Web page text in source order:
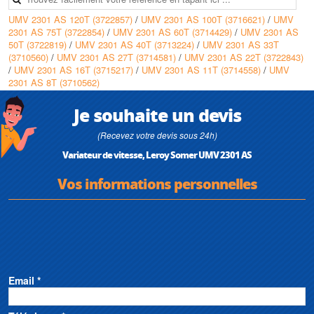
machine entraînée et l'utilisateur
• En offrant des possibilités de paramétrer, commander, informer,
diagnostiquer à tous les niveaux, l'exploitant bénéficie d'une grande
flexibilité et facilité d'utilisation. - 1 afficheur 10 caractères lumineux et 1
clavier 8 touches pour un paramétrage simple, convivial et une vision
claire des paramètres de fonctionnement (vitesse moteur, débit,
pression, nombre d'heures de fonctionnement, courant, énergie
absorbée, dix derniers défauts…)
• 1 logiciel de paramétrage par PC. Développé sous Windows, ce logiciel
permet une simplification du paramétrage en proposant des écrans
intuitifs et conviviaux ainsi qu'une aide intégrée. Le stockage de
plusieurs fichiers facilite l'archivage et offre la possibilité de dupliquer un
même fichier sur plusieurs installations identiques
Caractéristiques techniques
• Puissance max : 90 kW
UMV 2301 AS 120T (3722857) / UMV 2301 AS 100T (3716621) / UMV
2301 AS 75T (3722854) / UMV 2301 AS 60T (3714429) / UMV 2301 AS
50T (3722819) / UMV 2301 AS 40T (3713224) / UMV 2301 AS 33T
(3710560) / UMV 2301 AS 27T (3714581) / UMV 2301 AS 22T (3722843)
/ UMV 2301 AS 16T (3715217) / UMV 2301 AS 11T (3714558) / UMV
2301 AS 8T (3710562)
Je souhaite un devis
(Recevez votre devis sous 24h)
Variateur de vitesse, Leroy Somer UMV 2301 AS
Vos informations personnelles
Email *